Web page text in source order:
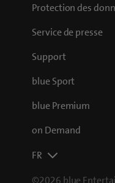
Protection des
Service de presse
Support
blue Sport
blue Premium
on Demand
FR
©2026 blue